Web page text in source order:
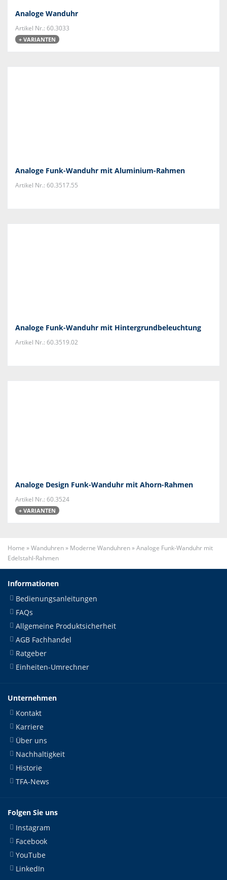
Analoge Wanduhr
Artikel Nr.: 60.3033
+ VARIANTEN
Analoge Funk-Wanduhr mit Aluminium-Rahmen
Artikel Nr.: 60.3517.55
Analoge Funk-Wanduhr mit Hintergrundbeleuchtung
Artikel Nr.: 60.3519.02
Analoge Design Funk-Wanduhr mit Ahorn-Rahmen
Artikel Nr.: 60.3524
+ VARIANTEN
Home »Wanduhren» Moderne Wanduhren»Analoge Funk-Wanduhr mit
Edelstahl-Rahmen
Informationen
Bedienungsanleitungen
FAQs
Allgemeine Produktsicherheit
AGB Fachhandel
Ratgeber
Einheiten-Umrechner
Unternehmen
Kontakt
Karriere
Über uns
Nachhaltigkeit
Historie
TFA-News
Folgen Sie uns
Instagram
Facebook
YouTube
LinkedIn